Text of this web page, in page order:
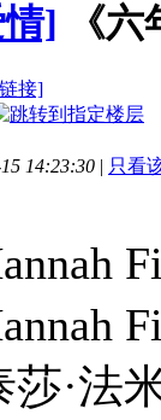
] 《
接]
14:23:30 | 只看
·法